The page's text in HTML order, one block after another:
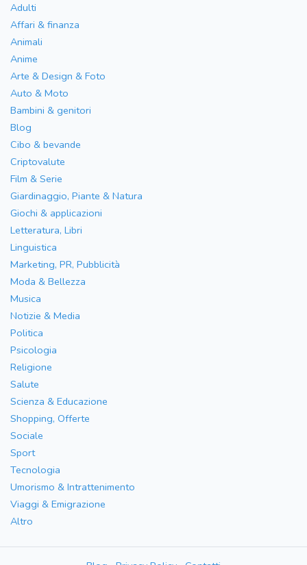
Adulti
Affari & finanza
Animali
Anime
Arte & Design & Foto
Auto & Moto
Bambini & genitori
Blog
Cibo & bevande
Criptovalute
Film & Serie
Giardinaggio, Piante & Natura
Giochi & applicazioni
Letteratura, Libri
Linguistica
Marketing, PR, Pubblicità
Moda & Bellezza
Musica
Notizie & Media
Politica
Psicologia
Religione
Salute
Scienza & Educazione
Shopping, Offerte
Sociale
Sport
Tecnologia
Umorismo & Intrattenimento
Viaggi & Emigrazione
Altro